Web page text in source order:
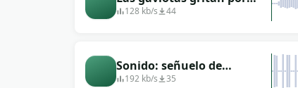
encima del sonido del mar.
128 kb/s 44
Sonido: señuelo de
codorniz para cazar.
192 kb/s 35